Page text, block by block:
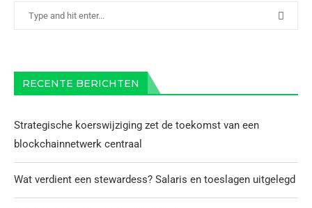
RECENTE BERICHTEN
Strategische koerswijziging zet de toekomst van een
blockchainnetwerk centraal
Wat verdient een stewardess? Salaris en toeslagen uitgelegd